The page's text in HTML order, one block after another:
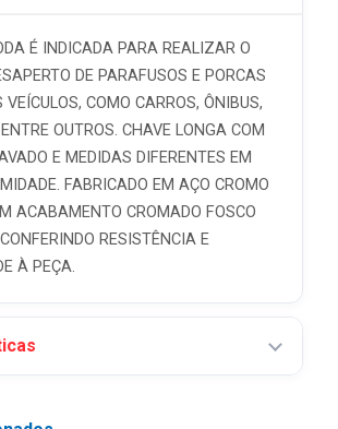
É INDICADA PARA REALIZAR O
DE PARAFUSOS E PORCAS
VEÍCULOS, COMO CARROS, ÔNIBUS,
OUTROS. CHAVE LONGA COM
E MEDIDAS DIFERENTES EM
FABRICADO EM AÇO CROMO
ACABAMENTO CROMADO FOSCO
RESISTÊNCIA E
À PEÇA.